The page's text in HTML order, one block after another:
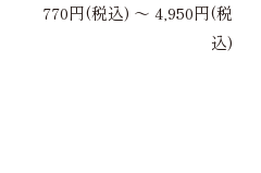
770円(税込) 〜 4,950円(税
込)